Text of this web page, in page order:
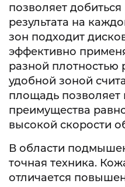
позволяет
результата на
зон подходит
эффективно
разной плотностью
удобной зоной
площадь позволяет
преимущества
высокой скорости
В области
точная техника.
отличается